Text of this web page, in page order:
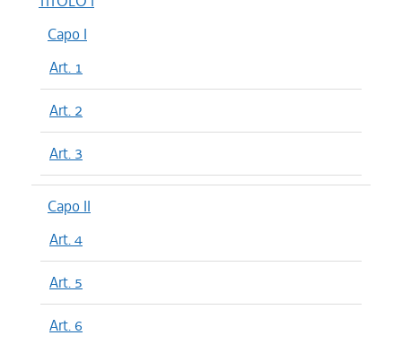
Capo I
Art. 1
Art. 2
Art. 3
Capo II
Art. 4
Art. 5
Art. 6